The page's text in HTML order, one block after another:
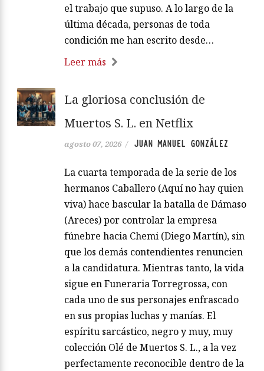
el trabajo que supuso. A lo largo de la
última década, personas de toda
condición me han escrito desde…
Leer más
La gloriosa conclusión de
Muertos S. L. en Netflix
agosto 07, 2026 / JUAN MANUEL GONZÁLEZ
La cuarta temporada de la serie de los
hermanos Caballero (Aquí no hay quien
viva) hace bascular la batalla de Dámaso
(Areces) por controlar la empresa
fúnebre hacia Chemi (Diego Martín), sin
que los demás contendientes renuncien
a la candidatura. Mientras tanto, la vida
sigue en Funeraria Torregrossa, con
cada uno de sus personajes enfrascado
en sus propias luchas y manías. El
espíritu sarcástico, negro y muy, muy
colección Olé de Muertos S. L., a la vez
perfectamente reconocible dentro de la